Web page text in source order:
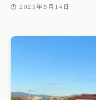
2025年5月14日